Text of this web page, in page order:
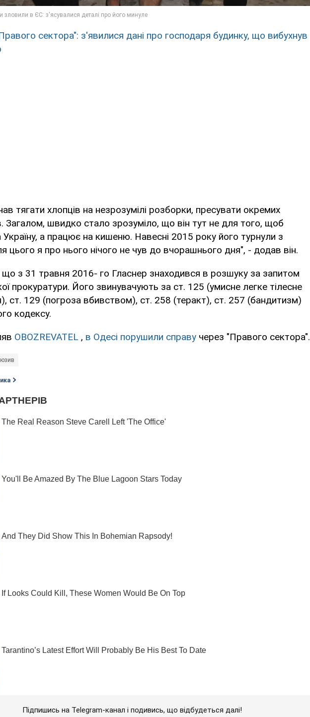
сектора": з'явилися дані про господаря будинку, що вибухнув
тягати хлопців на незрозумілі розборки, пресувати окремих
Загалом, швидко стало зрозуміло, що він тут не для того, щоб
Україну, а працює на кишеню. Навесні 2015 року його турнули з
цього я про нього нічого не чув до вчорашнього дня", - додав він.
що з 31 травня 2016- го Гласнер знаходився в розшуку за запитом
прокуратури. Його звинувачують за ст. 125 (умисне легке тілесне
ст. 129 (погроза вбивством), ст. 258 (теракт), ст. 257 (бандитизм)
кодексу.
OBOZREVATEL , в Одесі порушили справу через "Правого сектора".
Підпишись на Telegram-канал і подивись, що відбудеться далі!